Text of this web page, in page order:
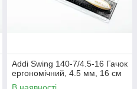
Addi Swing 140-7/4.5-16 Гачок
ергономічний, 4.5 мм, 16 см